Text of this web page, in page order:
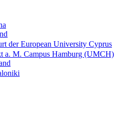
der European University Cyprus
a. M. Campus Hamburg (UMCH)